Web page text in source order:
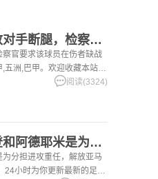
[体育报道]巴甲球员飞铲致对手断腿，检察官要求该球员在伤者缺
官要求该球员在伤者缺战
五洲,巴甲。欢迎收藏本站，
讯。
阅读(3324)
[足球]世体：巴萨引进戈登和阿德耶米是为分担进攻重任，解放亚
分担进攻重任，解放亚马
24小时为你更新最新的足